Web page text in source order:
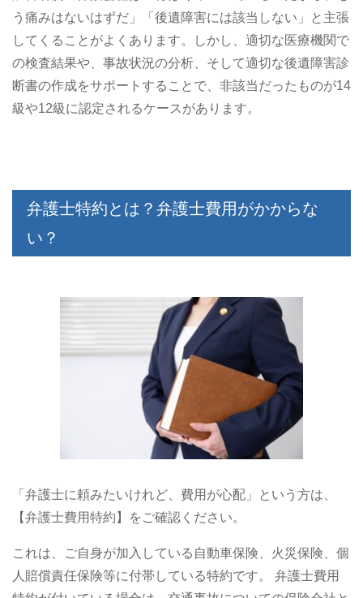
う痛みはないはずだ」「後遺障害には該当しない」と主張
してくることがよくあります。しかし、適切な医療機関で
の検査結果や、事故状況の分析、そして適切な後遺障害診
断書の作成をサポートすることで、非該当だったものが14
級や12級に認定されるケースがあります。
弁護士特約とは？弁護士費用がかからな
い？
「弁護士に頼みたいけれど、費用が心配」という方は、
【弁護士費用特約】をご確認ください。
これは、ご自身が加入している自動車保険、火災保険、個
人賠償責任保険等に付帯している特約です。 弁護士費用